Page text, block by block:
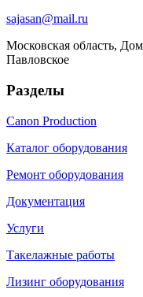
sajasan@mail.ru
Московская область,
Павловское
Разделы
Canon Production
Каталог оборудования
Ремонт оборудования
Документация
Услуги
Такелажные работы
Лизинг оборудования